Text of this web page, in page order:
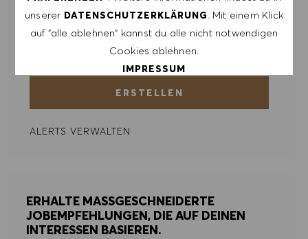
unserer DATENSCHUTZERKLÄRUNG . Mit einem Klick
auf "alle ablehnen" kannst du alle nicht notwendigen
Cookies ablehnen.
IMPRESSUM
ALLE AKZEPTIEREN
werden.
E-Mail-Adresse eingeben (erforderlich)
ERSTELLEN
ALERTS VERWALTEN
ERHALTE MASSGESCHNEIDERTE
JOBEMPFEHLUNGEN, DIE AUF DEINEN
INTERESSEN BASIEREN.